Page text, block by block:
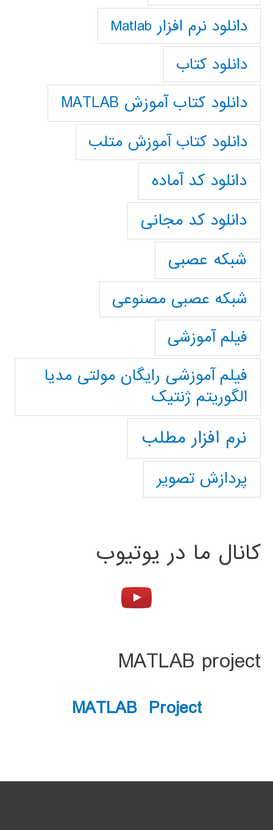
دانلود نرم افزار Matlab
دانلود کتاب
دانلود کتاب آموزش MATLAB
دانلود کتاب آموزش متلب
دانلود کد آماده
دانلود کد مجانی
شبکه عصبی
شبکه عصبی مصنوعی
فیلم آموزشی
فیلم آموزشی رایگان مولتی مدیا
الگوریتم ژنتیک
نرم افزار مطلب
پردازش تصویر
کانال ما در یوتیوب
MATLAB project
MATLAB Project